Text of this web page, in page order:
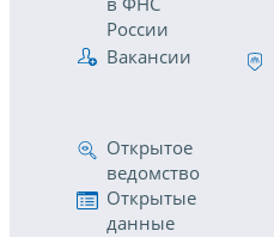
России
Вакансии
Открытое
ведомство
Открытые
данные